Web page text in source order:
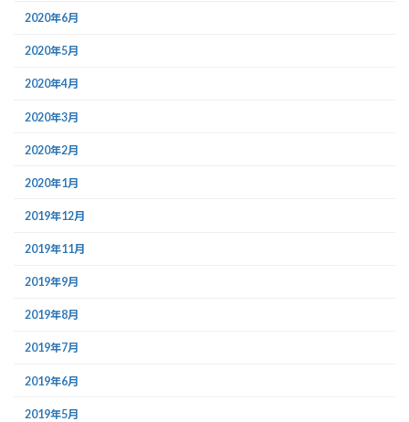
2020年6月
2020年5月
2020年4月
2020年3月
2020年2月
2020年1月
2019年12月
2019年11月
2019年9月
2019年8月
2019年7月
2019年6月
2019年5月